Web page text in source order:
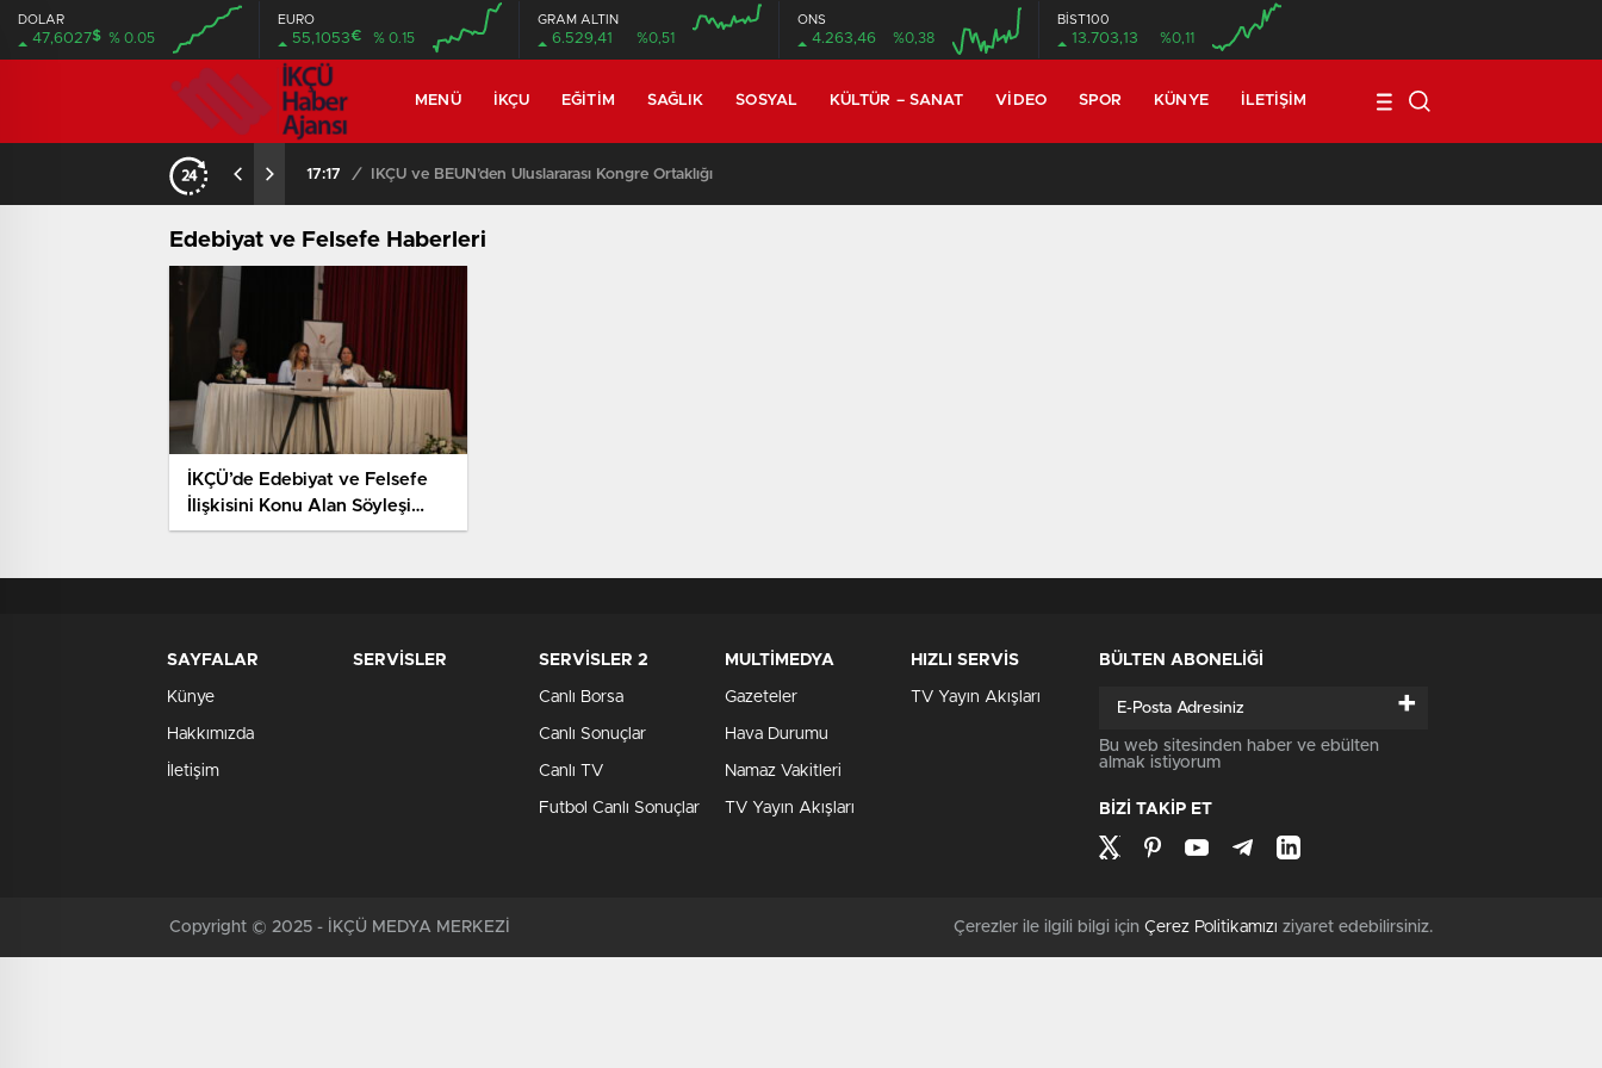
DOLAR
47,6027$ % 0.05
EURO
55,1053€ % 0.15
GRAM ALTIN
6.529,41 %0,51
ONS
4.263,46 %0,38
BİST100
13.703,13 %0,11
MENÜ İKÇU EĞITIM SAĞLIK SOSYAL KÜLTÜR – SANAT VIDEO SPOR KÜNYE İLETIŞIM
17:17 / İKÇÜ ve BEUN’den Uluslararası Kongre Ortaklığı
Edebiyat ve Felsefe Haberleri
İKÇÜ’de Edebiyat ve Felsefe
İlişkisini Konu Alan Söyleşi
Düzenlendi
SAYFALAR
Künye
Hakkımızda
İletişim
SERVİSLER SERVİSLER 2
Canlı Borsa
Canlı Sonuçlar
Canlı TV
Futbol Canlı Sonuçlar
MULTİMEDYA
Gazeteler
Hava Durumu
Namaz Vakitleri
TV Yayın Akışları
HIZLI SERVİS
TV Yayın Akışları
BÜLTEN ABONELİĞİ
+
Bu web sitesinden haber ve ebülten
almak istiyorum
BİZİ TAKİP ET
Copyright © 2025 - İKÇÜ MEDYA MERKEZİ Çerezler ile ilgili bilgi için Çerez Politikamızı ziyaret edebilirsiniz.